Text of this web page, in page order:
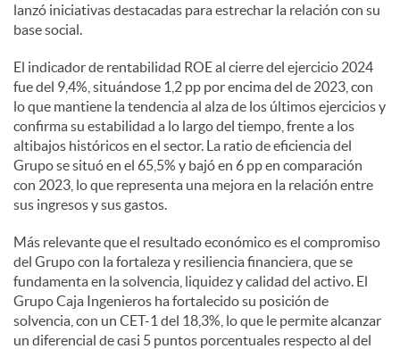
lanzó iniciativas destacadas para estrechar la relación con su
base social.
El indicador de rentabilidad ROE al cierre del ejercicio 2024
fue del 9,4%, situándose 1,2 pp por encima del de 2023, con
lo que mantiene la tendencia al alza de los últimos ejercicios y
confirma su estabilidad a lo largo del tiempo, frente a los
altibajos históricos en el sector. La ratio de eficiencia del
Grupo se situó en el 65,5% y bajó en 6 pp en comparación
con 2023, lo que representa una mejora en la relación entre
sus ingresos y sus gastos.
Más relevante que el resultado económico es el compromiso
del Grupo con la fortaleza y resiliencia financiera, que se
fundamenta en la solvencia, liquidez y calidad del activo. El
Grupo Caja Ingenieros ha fortalecido su posición de
solvencia, con un CET-1 del 18,3%, lo que le permite alcanzar
un diferencial de casi 5 puntos porcentuales respecto al del